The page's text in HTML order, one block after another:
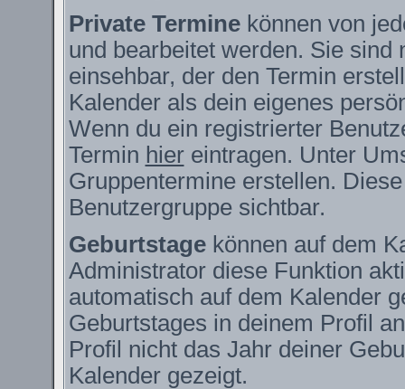
Private Terminekönnen von
und bearbeitet werden. Sie
einsehbar, der den Termin
Kalender als dein eigenes
Wenn du ein registrierter
Termin hiereintragen. Unter
Gruppentermine erstellen.
Benutzergruppe sichtbar.
Geburtstagekönnen auf dem
Administrator diese Funktion
automatisch auf dem Kalender
Geburtstages in deinem Profil
Profil nicht das Jahr deiner
Kalender gezeigt.